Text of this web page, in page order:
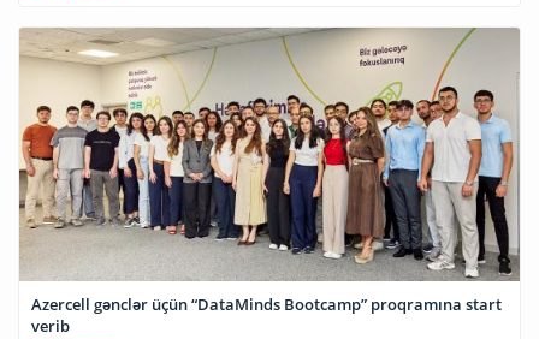
Azercell gənclər üçün “DataMinds Bootcamp” proqramına start
verib